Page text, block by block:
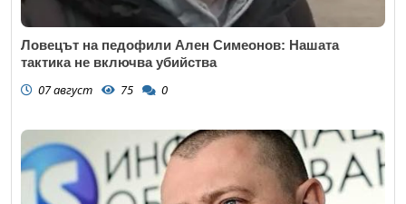
Ловецът на педофили Ален Симеонов: Нашата
тактика не включва убийства
07 август 75 0